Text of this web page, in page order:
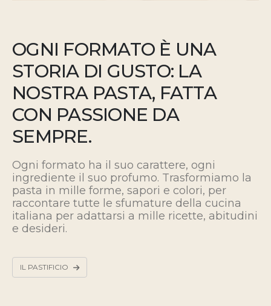
OGNI FORMATO È UNA
STORIA DI GUSTO: LA
NOSTRA PASTA, FATTA
CON PASSIONE DA
SEMPRE.
Ogni formato ha il suo carattere, ogni
ingrediente il suo profumo. Trasformiamo la
pasta in mille forme, sapori e colori, per
raccontare tutte le sfumature della cucina
italiana per adattarsi a mille ricette, abitudini
e desideri.
IL PASTIFICIO